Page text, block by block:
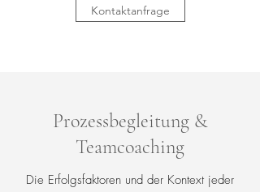
Kontaktanfrage
Prozessbegleitung &
Teamcoaching
Die Erfolgsfaktoren und der Kontext jeder